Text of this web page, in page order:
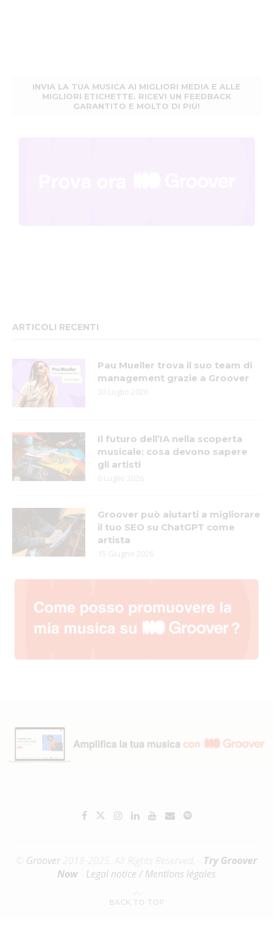
INVIA LA TUA MUSICA AI MIGLIORI MEDIA E ALLE
MIGLIORI ETICHETTE. RICEVI UN FEEDBACK
GARANTITO E MOLTO DI PIÙ!
ARTICOLI RECENTI
Pau Mueller trova il suo team di
management grazie a Groover
30 Luglio 2026
Il futuro dell’IA nella scoperta
musicale: cosa devono sapere
gli artisti
6 Luglio 2026
Groover può aiutarti a migliorare
il tuo SEO su ChatGPT come
artista
15 Giugno 2026
Groover2018-2025. All Rights Reserved. - Try Groover
Now
Legal notice / Mentions légales